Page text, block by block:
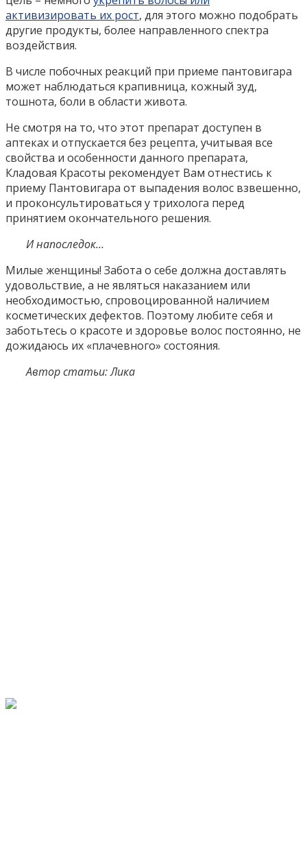
активизировать их рост, для этого можно подобрать
другие продукты, более направленного спектра
воздействия.
В числе побочных реакций при приеме пантовигара
может наблюдаться крапивница, кожный зуд,
тошнота, боли в области живота.
Не смотря на то, что этот препарат доступен в
аптеках и отпускается без рецепта, учитывая все
свойства и особенности данного препарата,
Кладовая Красоты рекомендует Вам отнестись к
приему Пантовигара от выпадения волос взвешенно,
и проконсультироваться у трихолога перед
принятием окончательного решения.
И напоследок…
Милые женщины! Забота о себе должна доставлять
удовольствие, а не являться наказанием или
необходимостью, спровоцированной наличием
косметических дефектов. Поэтому любите себя и
заботьтесь о красоте и здоровье волос постоянно, не
дожидаюсь их «плачевного» состояния.
Автор статьи: Лика